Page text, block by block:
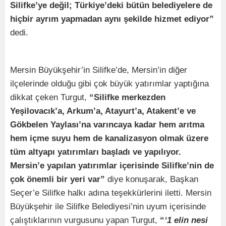
Silifke’ye değil; Türkiye’deki bütün belediyelere de
hiçbir ayrım yapmadan aynı şekilde hizmet ediyor”
dedi.
Mersin Büyükşehir’in Silifke’de, Mersin’in diğer
ilçelerinde olduğu gibi çok büyük yatırımlar yaptığına
dikkat çeken Turgut, “Silifke merkezden
Yeşilovacık’a, Arkum’a, Atayurt’a, Atakent’e ve
Gökbelen Yaylası’na varıncaya kadar hem arıtma
hem içme suyu hem de kanalizasyon olmak üzere
tüm altyapı yatırımları başladı ve yapılıyor.
Mersin’e yapılan yatırımlar içerisinde Silifke’nin de
çok önemli bir yeri var” diye konuşarak, Başkan
Seçer’e Silifke halkı adına teşekkürlerini iletti. Mersin
Büyükşehir ile Silifke Belediyesi’nin uyum içerisinde
çalıştıklarının vurgusunu yapan Turgut, “‘1 elin nesi